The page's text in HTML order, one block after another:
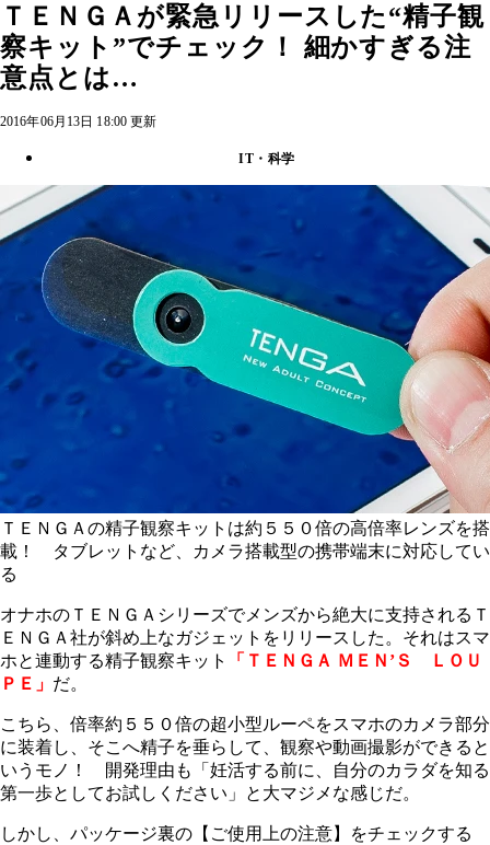
ＴＥＮＧＡが緊急リリースした“精子観
察キット”でチェック！ 細かすぎる注
意点とは…
2016年06月13日 18:00 更新
IT・科学
ＴＥＮＧＡの精子観察キットは約５５０倍の高倍率レンズを搭
載！ タブレットなど、カメラ搭載型の携帯端末に対応してい
る
オナホのＴＥＮＧＡシリーズでメンズから絶大に支持されるＴ
ＥＮＧＡ社が斜め上なガジェットをリリースした。それはスマ
ホと連動する精子観察キット
「ＴＥＮＧＡ ＭＥＮ’Ｓ ＬＯＵ
ＰＥ」 だ。
こちら、倍率約５５０倍の超小型ルーペをスマホのカメラ部分
に装着し、そこへ精子を垂らして、観察や動画撮影ができると
いうモノ！ 開発理由も「妊活する前に、自分のカラダを知る
第一歩としてお試しください」と大マジメな感じだ。
しかし、パッケージ裏の【ご使用上の注意】をチェックする